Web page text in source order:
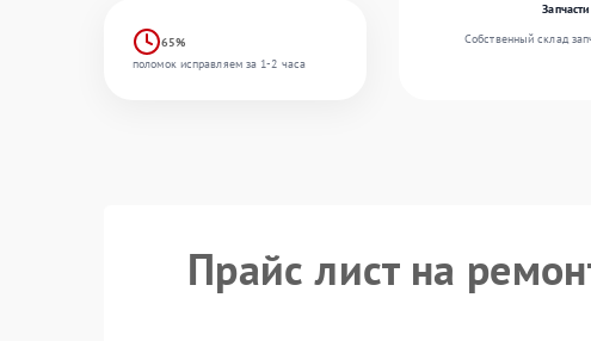
65%
поломок исправляем за 1-2 часа
Собственный склад
Прайс лист на